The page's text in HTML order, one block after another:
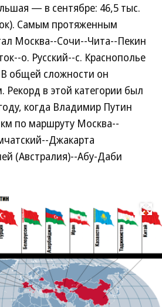
— в сентябре: 46,5 тыс.
Самым протяженным
Москва--Сочи--Чита--Пекин
о. Русский--с. Краснополье
общей сложности он
Рекорд в этой категории был
когда Владимир Путин
по маршруту Москва--
Джакарта
(Австралия)--Абу-Даби
Развернуть